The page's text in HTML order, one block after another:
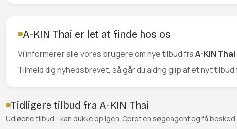
A-KIN Thai er let at finde hos os
Vi informerer alle vores brugere om nye tilbud fraA-KIN Thai
Tilmeld dig nyhedsbrevet, så går du aldrig glip af et nyt
Tidligere tilbud fra A-KIN Thai
Udløbne tilbud - kan dukke op igen. Opret en søgeagent og få besked.